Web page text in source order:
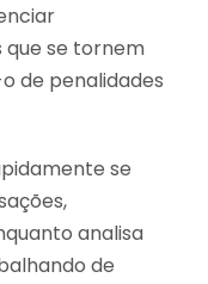
que se tornem
de penalidades
se
analisa
de